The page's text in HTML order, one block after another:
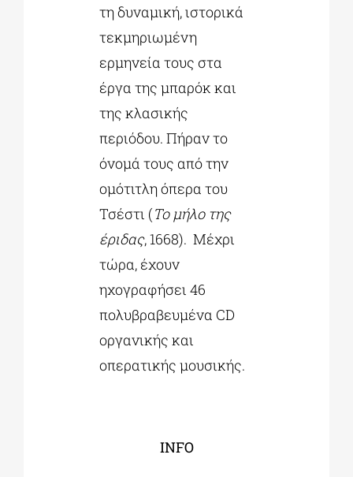
τη δυναμική, ιστορικά
τεκμηριωμένη
ερμηνεία τους στα
έργα της μπαρόκ και
της κλασικής
περιόδου. Πήραν το
όνομά τους από την
ομότιτλη όπερα του
Τσέστι (Το μήλο της
έριδας, 1668). Μέχρι
τώρα, έχουν
ηχογραφήσει 46
πολυβραβευμένα CD
οργανικής και
οπερατικής μουσικής.
INFO